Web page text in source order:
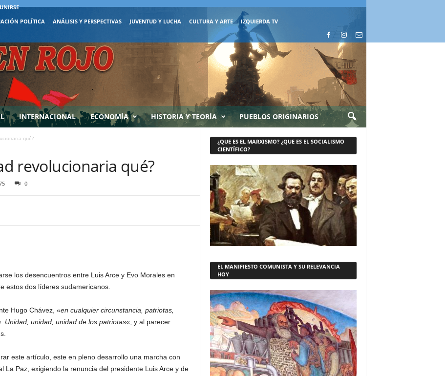
POLÍTICA ANÁLISIS Y PERSPECTIVAS JUVENTUD Y LUCHA CULTURA Y ARTE IZQUIERDA TV
INTERNACIONAL ECONOMÍA HISTORIA Y TEORÍA PUEBLOS ORIGINARIOS
qué?
revolucionaria qué?
0
los desencuentros entre Luis Arce y Evo Morales en
estos dos líderes sudamericanos.
Hugo Chávez, «en cualquier circunstancia, patriotas,
Unidad, unidad, unidad de los patriotas«, y al parecer
este artículo, este en pleno desarrollo una marcha con
La Paz, exigiendo la renuncia del presidente Luis Arce y de
¿QUE ES EL MARXISMO? ¿QUE ES EL SOCIALISMO
CIENTÍFICO?
EL MANIFIESTO COMUNISTA Y SU RELEVANCIA
HOY